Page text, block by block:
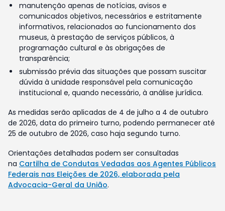
manutenção apenas de notícias, avisos e
comunicados objetivos, necessários e estritamente
informativos, relacionados ao funcionamento dos
museus, à prestação de serviços públicos, à
programação cultural e às obrigações de
transparência;
submissão prévia das situações que possam suscitar
dúvida à unidade responsável pela comunicação
institucional e, quando necessário, à análise jurídica.
As medidas serão aplicadas de 4 de julho a 4 de outubro
de 2026, data do primeiro turno, podendo permanecer até
25 de outubro de 2026, caso haja segundo turno.
Orientações detalhadas podem ser consultadas
na Cartilha de Condutas Vedadas aos Agentes Públicos
Federais nas Eleições de 2026, elaborada pela
Advocacia-Geral da União.